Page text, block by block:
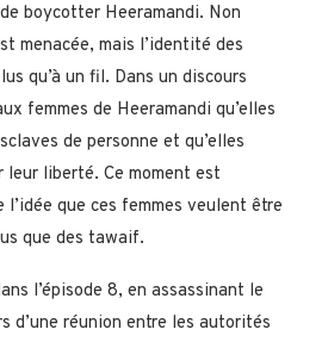
boycotter Heeramandi. Non
menacée, mais l’identité des
qu’à un fil. Dans un discours
femmes de Heeramandi qu’elles
de personne et qu’elles
liberté. Ce moment est
que ces femmes veulent être
que des tawaif.
l’épisode 8, en assassinant le
d’une réunion entre les autorités